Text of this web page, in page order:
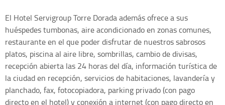
El Hotel Servigroup Torre Dorada además ofrece a sus
huéspedes tumbonas, aire acondicionado en zonas comunes,
restaurante en el que poder disfrutar de nuestros sabrosos
platos, piscina al aire libre, sombrillas, cambio de divisas,
recepción abierta las 24 horas del día, información turística de
la ciudad en recepción, servicios de habitaciones, lavandería y
planchado, fax, fotocopiadora, parking privado (con pago
directo en el hotel) y conexión a internet (con pago directo en